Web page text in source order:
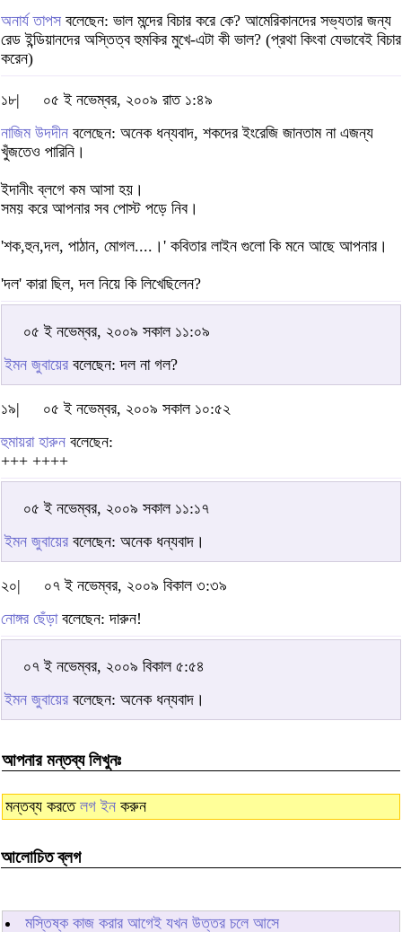
অনার্য তাপস বলেছেন: ভাল মন্দের বিচার করে কে? আমেরিকানদের সভ্যতার জন্য
রেড ইন্ডিয়ানদের অস্তিত্ব হুমকির মুখে-এটা কী ভাল? (প্রথা কিংবা যেভাবেই বিচার
করেন)
১৮|
০৫ ই নভেম্বর, ২০০৯ রাত ১:৪৯
নাজিম উদদীন বলেছেন: অনেক ধন্যবাদ, শকদের ইংরেজি জানতাম না এজন্য
খুঁজতেও পারিনি।
ইদানীং ব্লগে কম আসা হয়।
সময় করে আপনার সব পোস্ট পড়ে নিব।
'শক,হুন,দল, পাঠান, মোগল....।' কবিতার লাইন গুলো কি মনে আছে আপনার।
'দল' কারা ছিল, দল নিয়ে কি লিখেছিলেন?
০৫ ই নভেম্বর, ২০০৯ সকাল ১১:০৯
ইমন জুবায়ের বলেছেন: দল না গল?
১৯|
০৫ ই নভেম্বর, ২০০৯ সকাল ১০:৫২
হুমায়রা হারুন বলেছেন:
+++ ++++
০৫ ই নভেম্বর, ২০০৯ সকাল ১১:১৭
ইমন জুবায়ের বলেছেন: অনেক ধন্যবাদ।
২০|
০৭ ই নভেম্বর, ২০০৯ বিকাল ৩:৩৯
নোঙ্গর ছেঁড়াবলেছেন: দারুন!
০৭ ই নভেম্বর, ২০০৯ বিকাল ৫:৫৪
ইমন জুবায়ের বলেছেন: অনেক ধন্যবাদ।
আপনার মন্তব্য লিখুনঃ
মন্তব্য করতে লগ ইন করুন
আলোচিত ব্লগ
মস্তিষ্ক কাজ করার আগেই যখন উত্তর চলে আসে